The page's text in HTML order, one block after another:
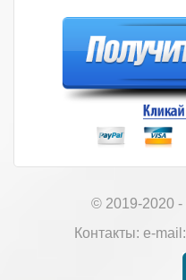
© 2019-2020 -
Контакты: е-mail: